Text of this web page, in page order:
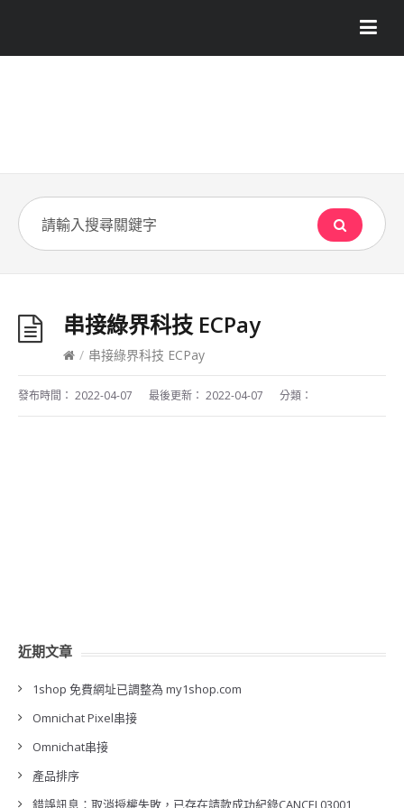
串接綠界科技 ECPay
/ 串接綠界科技 ECPay
發布時間： 2022-04-07 最後更新： 2022-04-07 分類：
近期文章
1shop 免費網址已調整為 my1shop.com
Omnichat Pixel串接
Omnichat串接
產品排序
錯誤訊息：取消授權失敗，已存在請款成功紀錄CANCEL03001